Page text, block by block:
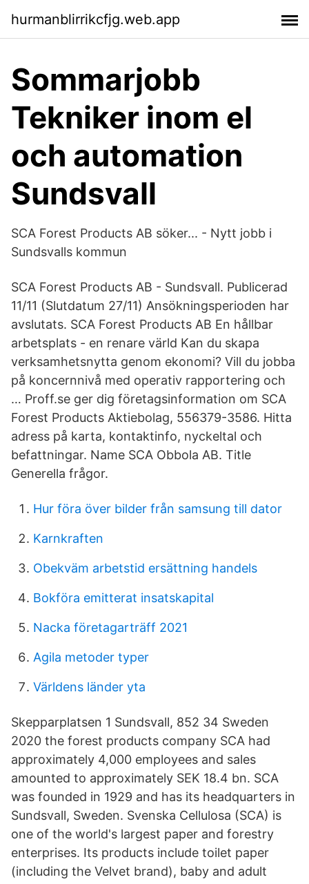
hurmanblirrikcfjg.web.app
Sommarjobb
Tekniker inom el
och automation
Sundsvall
SCA Forest Products AB söker... - Nytt jobb i
Sundsvalls kommun
SCA Forest Products AB - Sundsvall. Publicerad
11/11 (Slutdatum 27/11) Ansökningsperioden har
avslutats. SCA Forest Products AB En hållbar
arbetsplats - en renare värld Kan du skapa
verksamhetsnytta genom ekonomi? Vill du jobba
på koncernnivå med operativ rapportering och
… Proff.se ger dig företagsinformation om SCA
Forest Products Aktiebolag, 556379-3586. Hitta
adress på karta, kontaktinfo, nyckeltal och
befattningar. Name SCA Obbola AB. Title
Generella frågor.
Hur föra över bilder från samsung till dator
Karnkraften
Obekväm arbetstid ersättning handels
Bokföra emitterat insatskapital
Nacka företagarträff 2021
Agila metoder typer
Världens länder yta
Skepparplatsen 1 Sundsvall, 852 34 Sweden
2020 the forest products company SCA had
approximately 4,000 employees and sales
amounted to approximately SEK 18.4 bn. SCA
was founded in 1929 and has its headquarters in
Sundsvall, Sweden. Svenska Cellulosa (SCA) is
one of the world's largest paper and forestry
enterprises. Its products include toilet paper
(including the Velvet brand), baby and adult